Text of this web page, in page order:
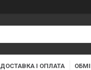
ДОСТАВКА І ОПЛАТА